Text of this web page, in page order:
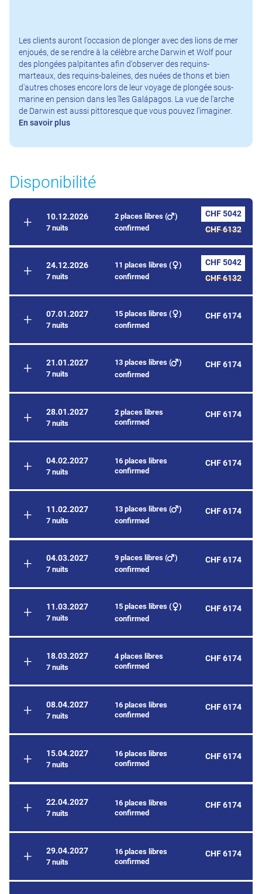
Les clients auront l'occasion de plonger avec des lions de mer
enjoués, de se rendre à la célèbre arche Darwin et Wolf pour
des plongées palpitantes afin d'observer des requins-
marteaux, des requins-baleines, des nuées de thons et bien
d'autres choses encore lors de leur voyage de plongée sous-
marine en pension dans les îles Galápagos. La vue de l'arche
de Darwin est aussi pittoresque que vous pouvez l'imaginer.
En savoir plus
Disponibilité
10.12.2026
7 nuits
2 places libres (
)
confirmed
CHF 5042
CHF 6132
24.12.2026
7 nuits
11 places libres (
)
confirmed
CHF 5042
CHF 6132
07.01.2027
7 nuits
15 places libres (
)
confirmed
CHF 6174
21.01.2027
7 nuits
13 places libres (
)
confirmed
CHF 6174
28.01.2027
7 nuits
2 places libres
confirmed
CHF 6174
04.02.2027
7 nuits
16 places libres
confirmed
CHF 6174
11.02.2027
7 nuits
13 places libres (
)
confirmed
CHF 6174
04.03.2027
7 nuits
9 places libres (
)
confirmed
CHF 6174
11.03.2027
7 nuits
15 places libres (
)
confirmed
CHF 6174
18.03.2027
7 nuits
4 places libres
confirmed
CHF 6174
08.04.2027
7 nuits
16 places libres
confirmed
CHF 6174
15.04.2027
7 nuits
16 places libres
confirmed
CHF 6174
22.04.2027
7 nuits
16 places libres
confirmed
CHF 6174
29.04.2027
7 nuits
16 places libres
confirmed
CHF 6174